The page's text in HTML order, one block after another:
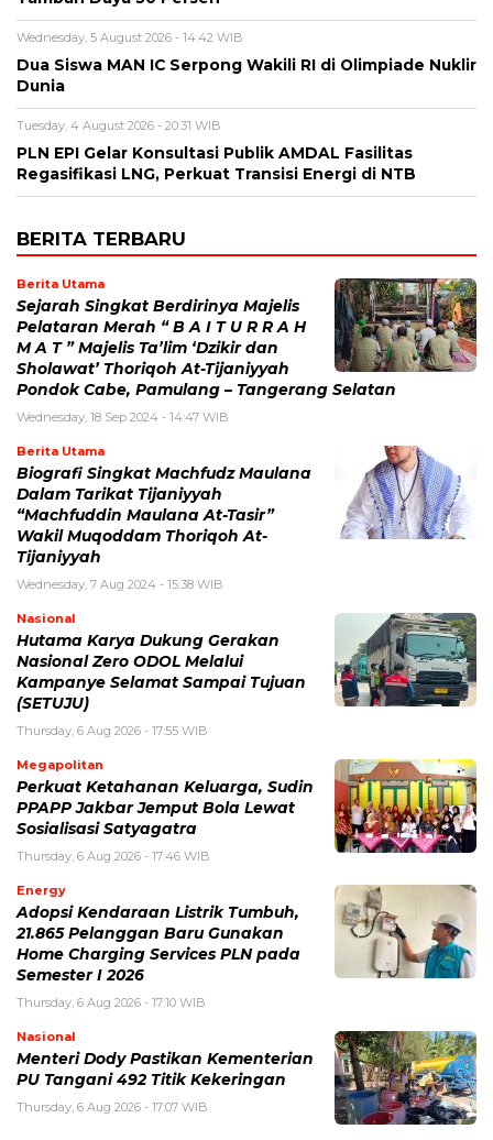
Wednesday, 5 August 2026 - 14:42 WIB
Dua Siswa MAN IC Serpong Wakili RI di Olimpiade Nuklir
Dunia
Tuesday, 4 August 2026 - 20:31 WIB
PLN EPI Gelar Konsultasi Publik AMDAL Fasilitas
Regasifikasi LNG, Perkuat Transisi Energi di NTB
BERITA TERBARU
Berita Utama
Sejarah Singkat Berdirinya Majelis
Pelataran Merah “ B A I T U R R A H
M A T ” Majelis Ta’lim ‘Dzikir dan
Sholawat’ Thoriqoh At-Tijaniyyah
Pondok Cabe, Pamulang – Tangerang Selatan
Wednesday, 18 Sep 2024 - 14:47 WIB
Berita Utama
Biografi Singkat Machfudz Maulana
Dalam Tarikat Tijaniyyah
“Machfuddin Maulana At-Tasir”
Wakil Muqoddam Thoriqoh At-
Tijaniyyah
Wednesday, 7 Aug 2024 - 15:38 WIB
Nasional
Hutama Karya Dukung Gerakan
Nasional Zero ODOL Melalui
Kampanye Selamat Sampai Tujuan
(SETUJU)
Thursday, 6 Aug 2026 - 17:55 WIB
Megapolitan
Perkuat Ketahanan Keluarga, Sudin
PPAPP Jakbar Jemput Bola Lewat
Sosialisasi Satyagatra
Thursday, 6 Aug 2026 - 17:46 WIB
Energy
Adopsi Kendaraan Listrik Tumbuh,
21.865 Pelanggan Baru Gunakan
Home Charging Services PLN pada
Semester I 2026
Thursday, 6 Aug 2026 - 17:10 WIB
Nasional
Menteri Dody Pastikan Kementerian
PU Tangani 492 Titik Kekeringan
Thursday, 6 Aug 2026 - 17:07 WIB